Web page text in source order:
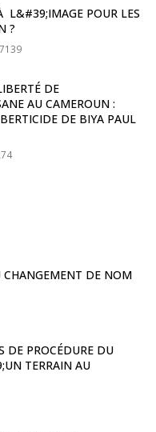
L&#39;IMAGE POUR LES
?
DE
AU CAMEROUN :
DE BIYA PAUL
DE NOM
DE PROCÉDURE DU
TERRAIN AU